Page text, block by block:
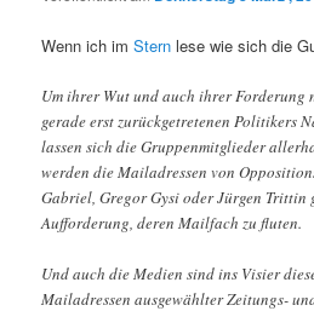
Wenn ich imStern lese wie sich die
Um ihrer Wut und auch ihrer Forderung
gerade erst zurückgetretenen Politikers
lassen sich die Gruppenmitglieder
werden die Mailadressen von
Gabriel, Gregor Gysi oder Jürgen Trittin
Aufforderung, deren Mailfach zu fluten.
Und auch die Medien sind ins Visier
Mailadressen ausgewählter Zeitungs-